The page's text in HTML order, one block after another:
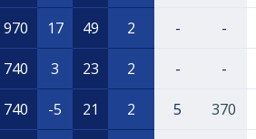
970 17 49 2 - -
740 3 23 2 - -
740 -5 21 2 5 370